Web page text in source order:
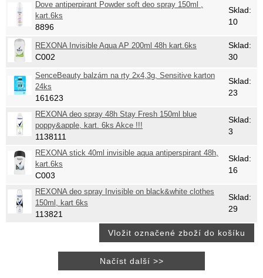
Dove antiperpirant Powder soft deo spray 150ml ,
kart.6ks
8896
Sklad:
10
REXONA Invisible Aqua AP 200ml 48h kart.6ks
C002
Sklad:
30
SenceBeauty balzám na rty 2x4,3g, Sensitive karton
24ks
161623
Sklad:
23
REXONA deo spray 48h Stay Fresh 150ml blue
poppy&apple, kart. 6ks Akce !!!
1138111
Sklad:
3
REXONA stick 40ml invisible aqua antiperspirant 48h,
kart.6ks
C003
Sklad:
16
REXONA deo spray Invisible on black&white clothes
150ml, kart 6ks
113821
Sklad:
29